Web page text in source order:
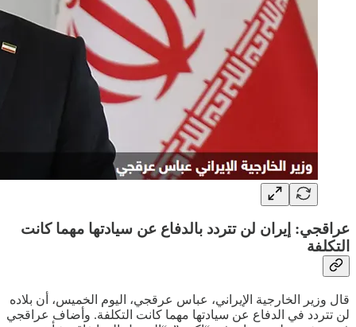
عراقجي: إيران لن تتردد بالدفاع عن سيادتها مهما كانت
التكلفة
قال وزير الخارجية الإيراني، عباس عرقجي، اليوم الخميس، أن بلاده
لن تتردد في الدفاع عن سيادتها مهما كانت التكلفة. وأضاف عراقجي